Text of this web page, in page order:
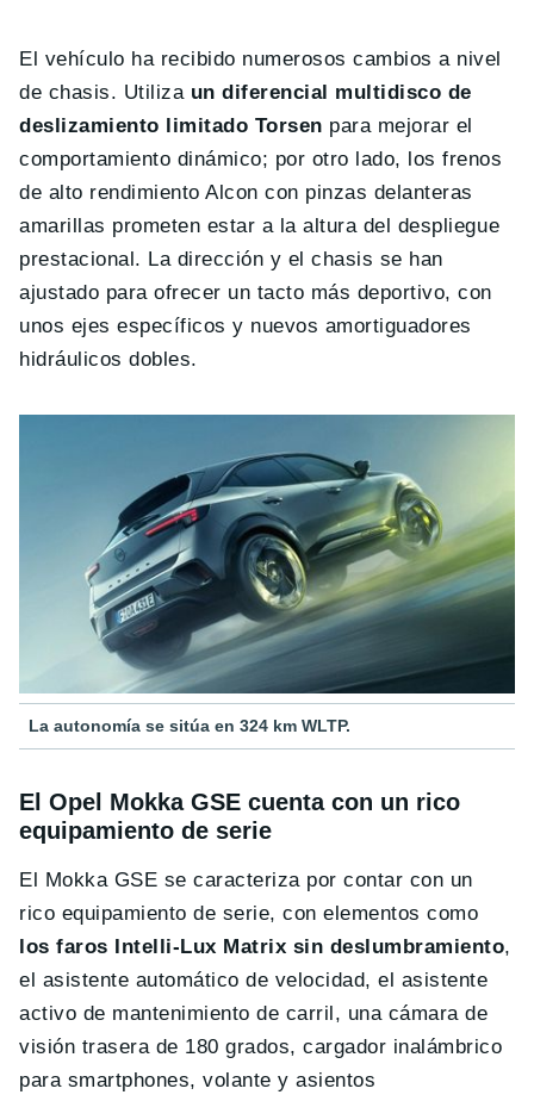
El vehículo ha recibido numerosos cambios a nivel
de chasis. Utiliza un diferencial multidisco de
deslizamiento limitado Torsen para mejorar el
comportamiento dinámico; por otro lado, los frenos
de alto rendimiento Alcon con pinzas delanteras
amarillas prometen estar a la altura del despliegue
prestacional. La dirección y el chasis se han
ajustado para ofrecer un tacto más deportivo, con
unos ejes específicos y nuevos amortiguadores
hidráulicos dobles.
La autonomía se sitúa en 324 km WLTP.
El Opel Mokka GSE cuenta con un rico
equipamiento de serie
El Mokka GSE se caracteriza por contar con un
rico equipamiento de serie, con elementos como
los faros Intelli-Lux Matrix sin deslumbramiento,
el asistente automático de velocidad, el asistente
activo de mantenimiento de carril, una cámara de
visión trasera de 180 grados, cargador inalámbrico
para smartphones, volante y asientos